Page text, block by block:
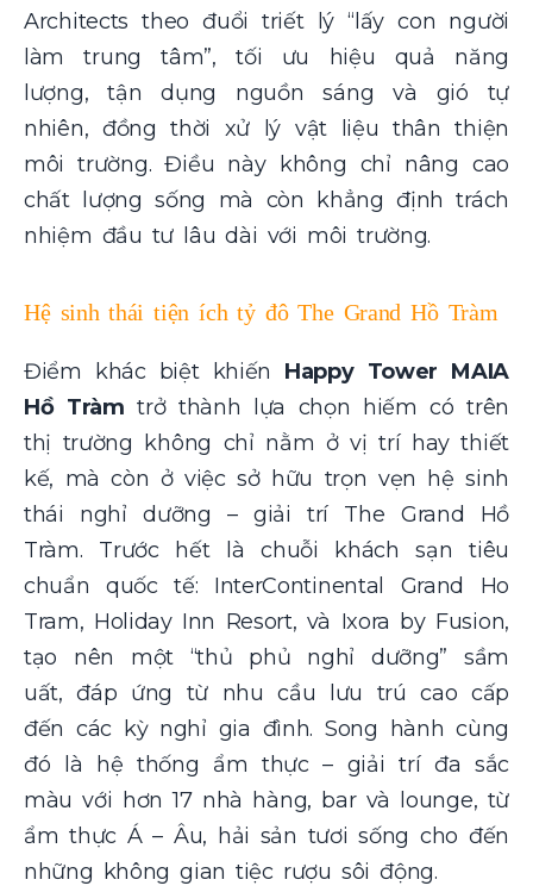
Architects theo đuổi triết lý “lấy con người
làm trung tâm”, tối ưu hiệu quả năng
lượng, tận dụng nguồn sáng và gió tự
nhiên, đồng thời xử lý vật liệu thân thiện
môi trường. Điều này không chỉ nâng cao
chất lượng sống mà còn khẳng định trách
nhiệm đầu tư lâu dài với môi trường.
Hệ sinh thái tiện ích tỷ đô The Grand Hồ Tràm
Điểm khác biệt khiến Happy Tower MAIA
Hồ Tràm trở thành lựa chọn hiếm có trên
thị trường không chỉ nằm ở vị trí hay thiết
kế, mà còn ở việc sở hữu trọn vẹn hệ sinh
thái nghỉ dưỡng – giải trí The Grand Hồ
Tràm. Trước hết là chuỗi khách sạn tiêu
chuẩn quốc tế: InterContinental Grand Ho
Tram, Holiday Inn Resort, và Ixora by Fusion,
tạo nên một “thủ phủ nghỉ dưỡng” sầm
uất, đáp ứng từ nhu cầu lưu trú cao cấp
đến các kỳ nghỉ gia đình. Song hành cùng
đó là hệ thống ẩm thực – giải trí đa sắc
màu với hơn 17 nhà hàng, bar và lounge, từ
ẩm thực Á – Âu, hải sản tươi sống cho đến
những không gian tiệc rượu sôi động.